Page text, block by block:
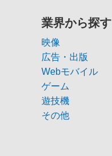
業界から探す
映像
広告・出版
Webモバイル
ゲーム
遊技機
その他